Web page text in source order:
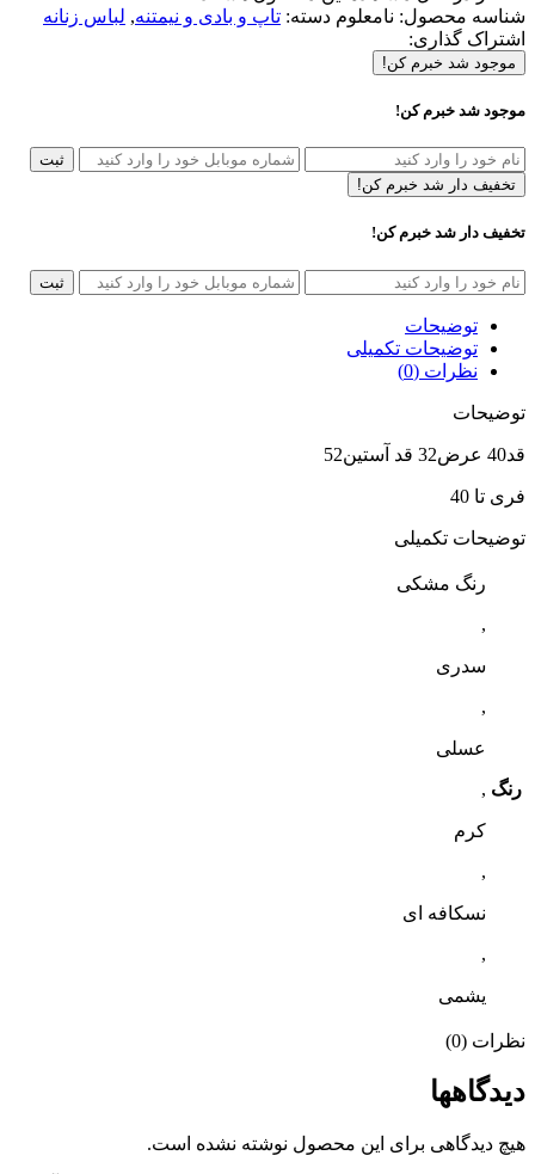
شناسه محصول: نامعلوم دسته: تاپ و بادی و نیمتنه, لباس زنانه
اشتراک گذاری:
موجود شد خبرم کن!
موجود شد خبرم کن!
ثبت
تخفیف دار شد خبرم کن!
تخفیف دار شد خبرم کن!
ثبت
توضیحات
توضیحات تکمیلی
نظرات (0)
توضیحات
قد40 عرض32 قد آستین52
فری تا 40
توضیحات تکمیلی
رنگ
رنگ مشکی
,
سدری
,
عسلی
,
کرم
,
نسکافه ای
,
یشمی
نظرات (0)
دیدگاهها
هیچ دیدگاهی برای این محصول نوشته نشده است.